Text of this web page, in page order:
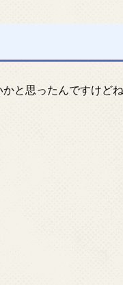
と思ったんですけど